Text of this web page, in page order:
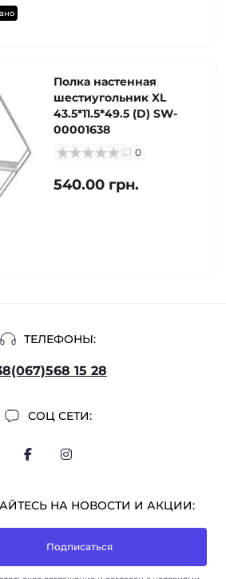
Полка настенная
шестиугольник XL
43.5*11.5*49.5 (D) SW-
00001638
0
540.00 грн.
ТЕЛЕФОНЫ:
15 28
СОЦ СЕТИ:
НА НОВОСТИ И АКЦИИ:
Подписаться